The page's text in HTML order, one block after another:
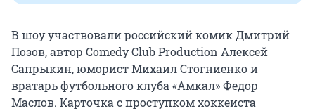
В шоу участвовали российский комик Дмитрий
Позов, автор Comedy Club Production Алексей
Сапрыкин, юморист Михаил Стогниенко и
вратарь футбольного клуба «Амкал» Федор
Маслов. Карточка с проступком хоккеиста